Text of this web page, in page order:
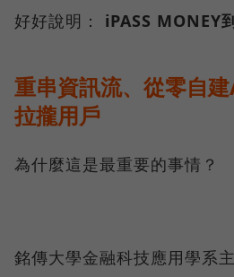
好好說明： iPASS MONEY
重串資訊流、從零自
拉攏用戶
為什麼這是最重要的事情？
銘傳大學金融科技應用學系